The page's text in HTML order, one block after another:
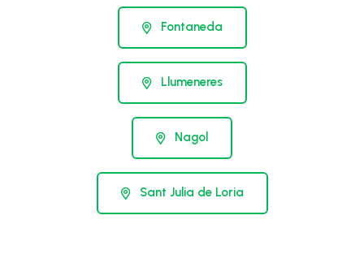
Fontaneda
Llumeneres
Nagol
Sant Julia de Loria